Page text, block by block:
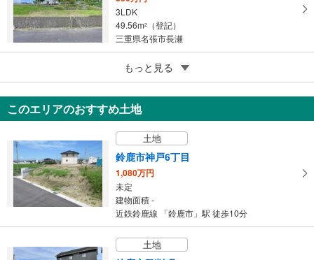
3LDK
49.56m2
（登記）
三重県名張市長瀬
津市白山町伊勢見
300万円
2LDK
63.93m
三重県津市白山町伊勢見
もっと見る
このエリアのおすすめ土地
土地
鈴鹿市神戸6丁目
1,080万円
未定
建物面積 -
近鉄鈴鹿線 「鈴鹿市」駅 徒歩10分
土地